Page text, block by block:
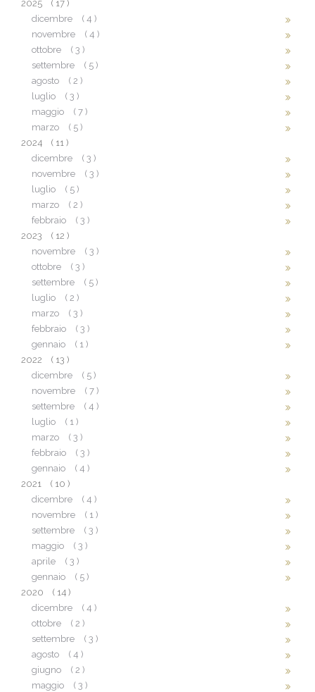
2025
( 17 )
dicembre
( 4 )
novembre
( 4 )
ottobre
( 3 )
settembre
( 5 )
agosto
( 2 )
luglio
( 3 )
maggio
( 7 )
marzo
( 5 )
2024
( 11 )
dicembre
( 3 )
novembre
( 3 )
luglio
( 5 )
marzo
( 2 )
febbraio
( 3 )
2023
( 12 )
novembre
( 3 )
ottobre
( 3 )
settembre
( 5 )
luglio
( 2 )
marzo
( 3 )
febbraio
( 3 )
gennaio
( 1 )
2022
( 13 )
dicembre
( 5 )
novembre
( 7 )
settembre
( 4 )
luglio
( 1 )
marzo
( 3 )
febbraio
( 3 )
gennaio
( 4 )
2021
( 10 )
dicembre
( 4 )
novembre
( 1 )
settembre
( 3 )
maggio
( 3 )
aprile
( 3 )
gennaio
( 5 )
2020
( 14 )
dicembre
( 4 )
ottobre
( 2 )
settembre
( 3 )
agosto
( 4 )
giugno
( 2 )
maggio
( 3 )